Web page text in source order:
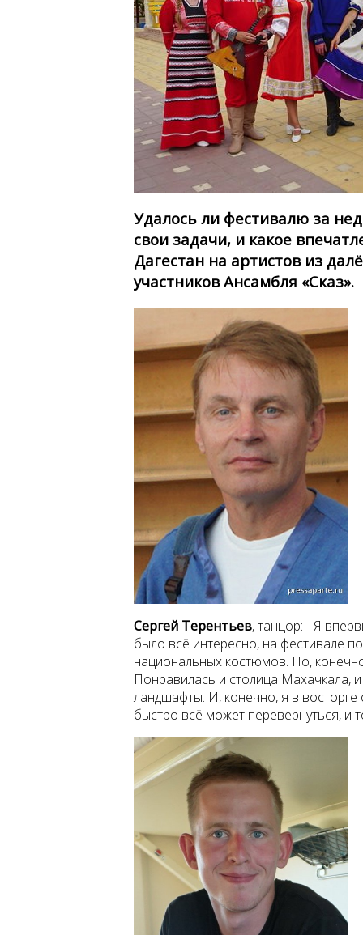
Удалось ли фестивалю за
свои задачи, и какое
Дагестан на артистов из
участников Ансамбля «Сказ».
Сергей Терентьев,танцор: - Я
было всё интересно, на фестивале
национальных костюмов. Но,
Понравилась и столица Махачкала,
ландшафты. И, конечно, я в восторге
быстро всё может перевернуться, и